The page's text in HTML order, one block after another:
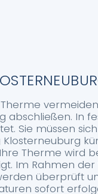
abschließen. In
Sie müssen
Therme wird
Im Rahmen
überprüft
sofort